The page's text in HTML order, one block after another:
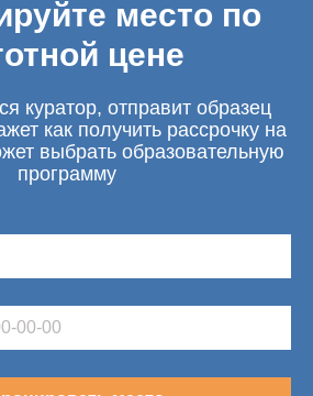
место по
цене
куратор, отправит образец
как получить рассрочку на
выбрать образовательную
программу